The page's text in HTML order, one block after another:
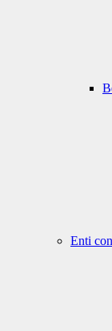
Enti